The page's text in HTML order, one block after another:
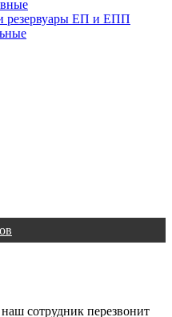
резервуары ЕП и ЕПП
сотрудник перезвонит